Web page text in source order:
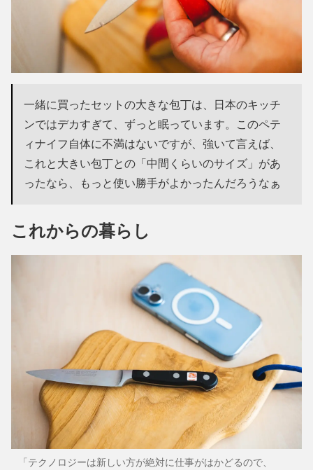
一緒に買ったセットの大きな包丁は、日本のキッチ
ンではデカすぎて、ずっと眠っています。このペテ
ィナイフ自体に不満はないですが、強いて言えば、
これと大きい包丁との「中間くらいのサイズ」があ
ったなら、もっと使い勝手がよかったんだろうなぁ
これからの暮らし
「テクノロジーは新しい方が絶対に仕事がはかどるので、